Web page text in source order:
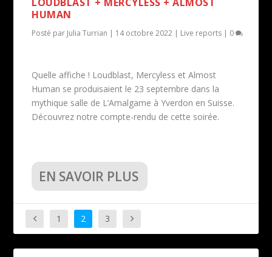
HUMAN
Posté par Julia Turrian | 14 octobre 2022 | Live reports | 0
Quelle affiche ! Loudblast, Mercyless et Almost
Human se produisaient le 23 septembre dans la
mythique salle de L’Amalgame à Yverdon en Suisse.
Découvrez notre compte-rendu de cette soirée.
EN SAVOIR PLUS
1 2 3